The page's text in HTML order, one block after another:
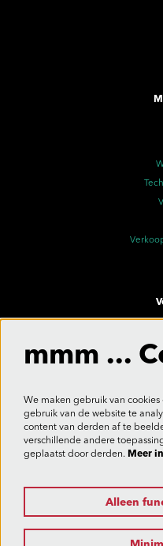
Deze site wordt beschermd door reCAPTCHA,
mmm ...
We maken gebruik van
gebruik van de website te
content van derden af te
verschillende andere
geplaatst door derden. Meer
Alleen